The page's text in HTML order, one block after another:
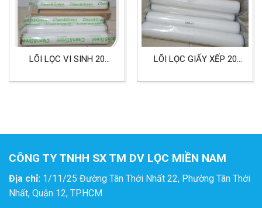
LÕI LỌC VI SINH 20
& GREEN
LÕI LỌC GIẤY XẾP 20
0.2 MICRON LỌC NƯỚC
CÔNG TY TNHH SX TM DV LỌC MIỀN NAM
Địa chỉ: 1/11/25 Đường Tân Thới Nhất 22, Phường Tân Thới
Nhất, Quận 12, TP.HCM